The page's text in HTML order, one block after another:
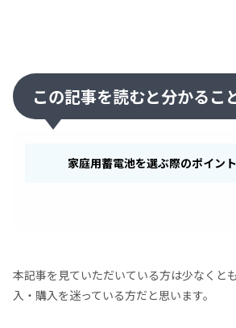
この記事を読むと分かるこ
家庭用蓄電池を選ぶ際のポイン
本記事を見ていただいている方は少なくと
入・購入を迷っている方だと思います。